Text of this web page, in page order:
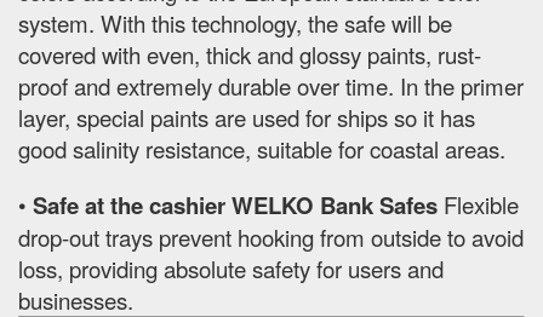
system. With this technology, the safe will be
covered with even, thick and glossy paints, rust-
proof and extremely durable over time. In the primer
layer, special paints are used for ships so it has
good salinity resistance, suitable for coastal areas.
• Safe at the cashier WELKO Bank Safes Flexible
drop-out trays prevent hooking from outside to avoid
loss, providing absolute safety for users and
businesses.